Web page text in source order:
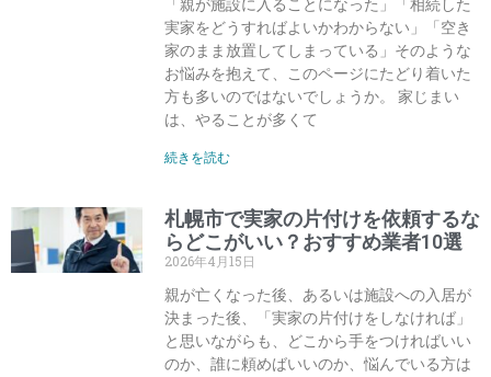
「親が施設に入ることになった」「相続した
実家をどうすればよいかわからない」「空き
家のまま放置してしまっている」そのような
お悩みを抱えて、このページにたどり着いた
方も多いのではないでしょうか。 家じまい
は、やることが多くて
続きを読む
札幌市で実家の片付けを依頼するな
らどこがいい？おすすめ業者10選
2026年4月15日
親が亡くなった後、あるいは施設への入居が
決まった後、「実家の片付けをしなければ」
と思いながらも、どこから手をつければいい
のか、誰に頼めばいいのか、悩んでいる方は